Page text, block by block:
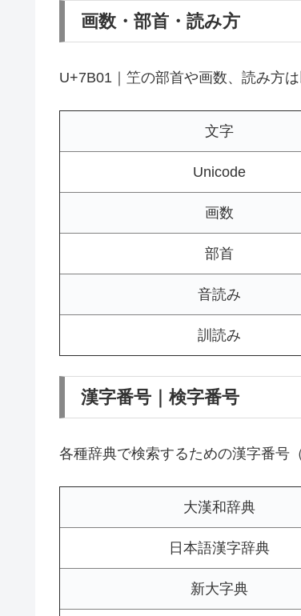
画数・部首・読み方
U+7B01｜笁の部首や画数、読み方は
文字
Unicode
画数
部首
音読み
訓読み
漢字番号｜検字番号
各種辞典で検索するための漢字番号
大漢和辞典
日本語漢字辞典
新大字典